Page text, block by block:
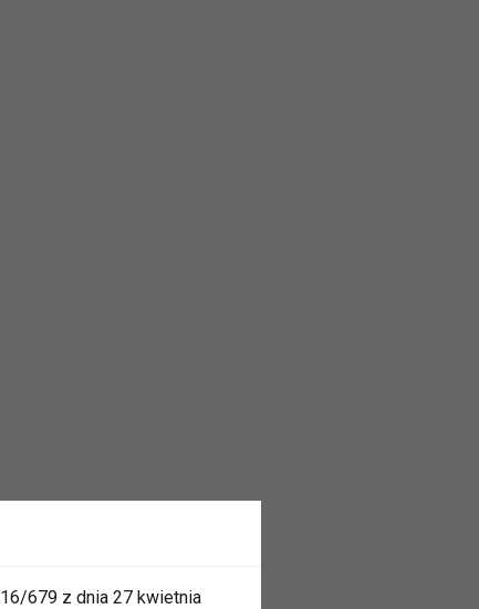
679 z dnia 27 kwietnia